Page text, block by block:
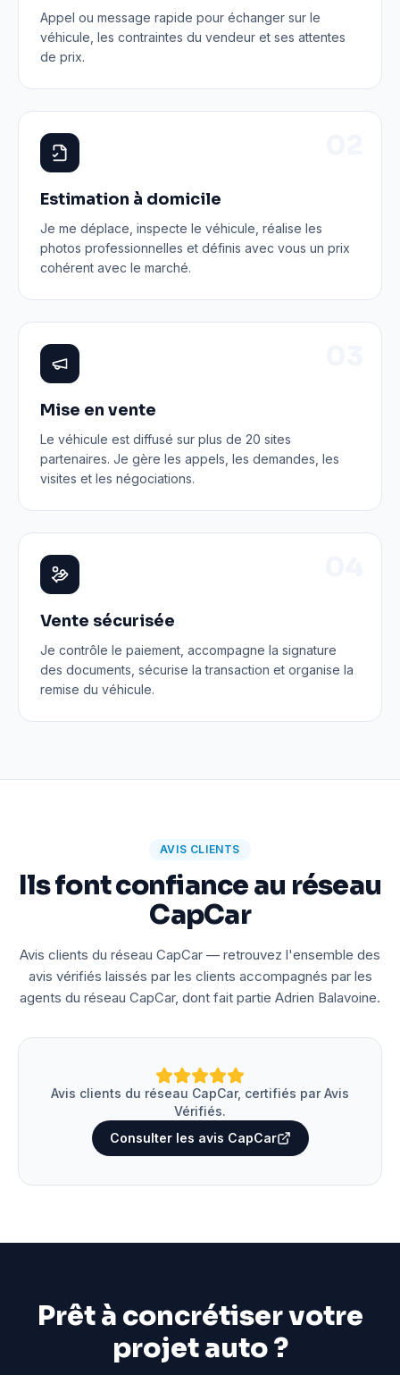
Appel ou message rapide pour échanger sur le
véhicule, les contraintes du vendeur et ses attentes
de prix.
Estimation à domicile
Je me déplace, inspecte le véhicule, réalise les
photos professionnelles et définis avec vous un prix
cohérent avec le marché.
Mise en vente
Le véhicule est diffusé sur plus de 20 sites
partenaires. Je gère les appels, les demandes, les
visites et les négociations.
Vente sécurisée
Je contrôle le paiement, accompagne la signature
des documents, sécurise la transaction et organise la
remise du véhicule.
AVIS CLIENTS
Ils font confiance au réseau
CapCar
Avis clients du réseau CapCar — retrouvez l'ensemble des
avis vérifiés laissés par les clients accompagnés par les
agents du réseau CapCar, dont fait partie Adrien Balavoine.
Avis clients du réseau CapCar, certifiés par Avis
Vérifiés.
Consulter les avis CapCar
Prêt à concrétiser votre
projet auto ?